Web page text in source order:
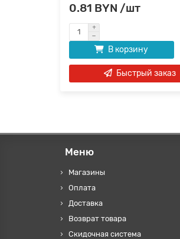
0.81 BYN /шт
В корзину
Быстрый заказ
Меню
Магазины
Оплата
Доставка
Возврат товара
Скидочная система